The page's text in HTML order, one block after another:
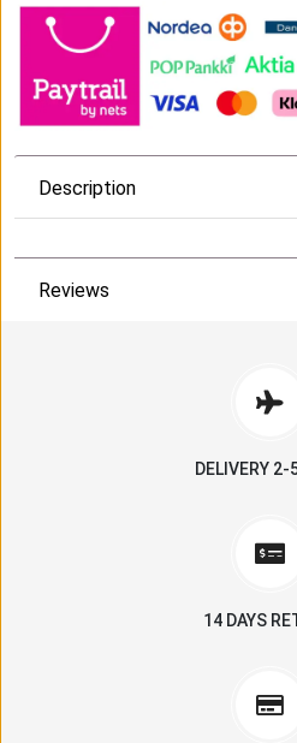
Description
Reviews
DELIVERY 2-
14 DAYS